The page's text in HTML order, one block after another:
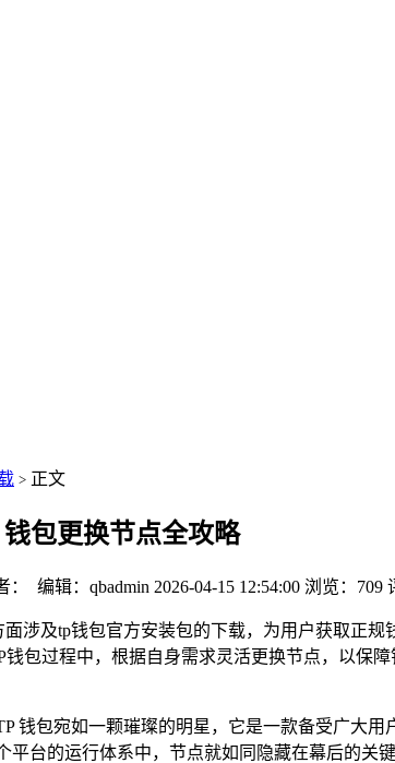
> 正文
包更换节点全攻略
： 编辑：qbadmin 2026-04-15 12:54:00 浏览：709
涉及tp钱包官方安装包的下载，为用户获取正
包过程中，根据自身需求灵活更换节点，以保
钱包宛如一颗璀璨的明星，它是一款备受广大
平台的运行体系中，节点就如同隐藏在幕后的